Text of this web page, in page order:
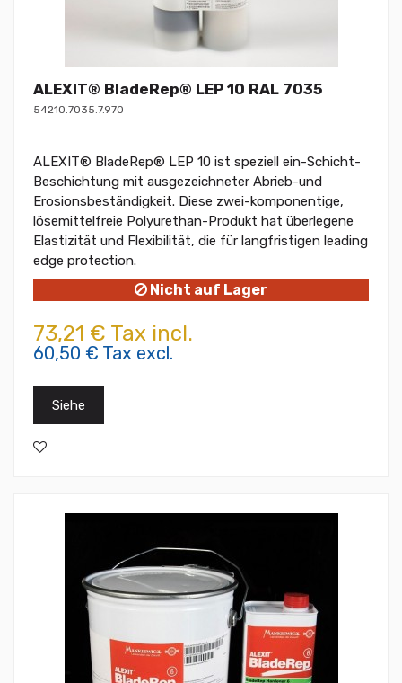
ALEXIT® BladeRep® LEP 10 RAL 7035
54210.7035.7.970
ALEXIT® BladeRep® LEP 10 ist speziell ein-Schicht-
Beschichtung mit ausgezeichneter Abrieb-und
Erosionsbeständigkeit. Diese zwei-komponentige,
lösemittelfreie Polyurethan-Produkt hat überlegene
Elastizität und Flexibilität, die für langfristigen leading
edge protection.
Nicht auf Lager
73,21 € Tax incl.
60,50 € Tax excl.
Siehe